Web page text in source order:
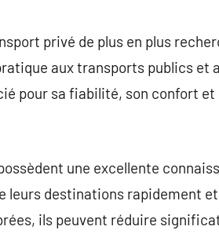
privé de plus en plus
aux transports publics et
pour sa fiabilité, son confort et
une excellente
leurs destinations rapidement
ils peuvent réduire